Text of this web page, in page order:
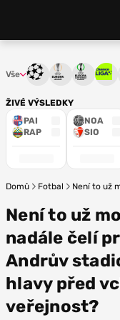
ŽIVÉ VÝSLEDKY
PAI
RAP
NOA
SIO
Vše Liga mistrůEvropská liga
Domů Fotbal Není to už
Není to už
nadále čelí
Andrův
hlavy před
veřejnost?